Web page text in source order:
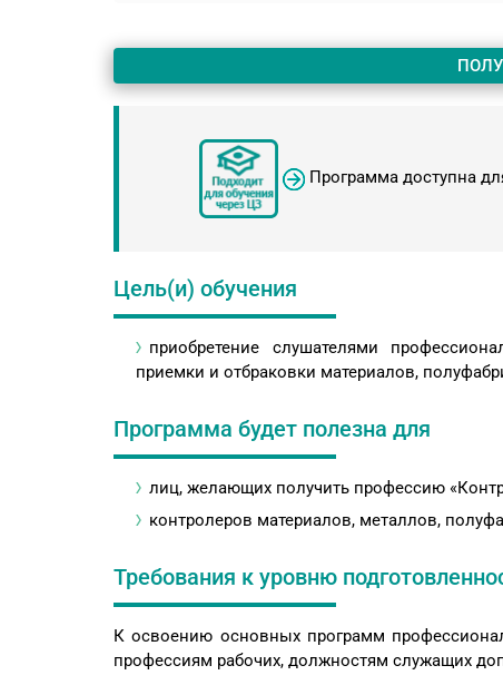
Программа доступна
Цель(и) обучения
приобретение слушателями
приемки и отбраковки материалов,
Программа будет полезна для
лиц, желающих получить профессию
контролеров материалов, металлов,
Требования к уровню
К освоению основных программ
профессиям рабочих, должностям служащих